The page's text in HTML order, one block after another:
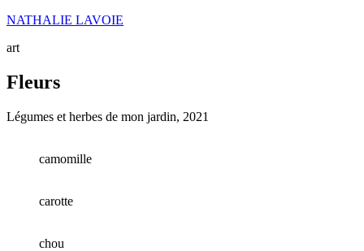
NATHALIE LAVOIE
art
Fleurs
Légumes et herbes de mon jardin, 2021
camomille
carotte
chou